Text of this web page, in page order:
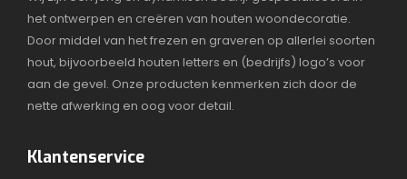
het ontwerpen en creëren van houten woondecoratie.
Door middel van het frezen en graveren op allerlei soorten
hout, bijvoorbeeld houten letters en (bedrijfs) logo’s voor
aan de gevel. Onze producten kenmerken zich door de
nette afwerking en oog voor detail.
Klantenservice